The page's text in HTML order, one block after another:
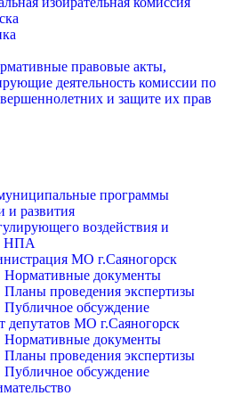
правовые акты,
деятельность комиссии по
и защите их прав
программы
и развития
воздействия и
НПА
МО г.Саяногорск
Нормативные документы
Планы проведения экспертизы
Публичное обсуждение
депутатов МО г.Саяногорск
Нормативные документы
Планы проведения экспертизы
Публичное обсуждение